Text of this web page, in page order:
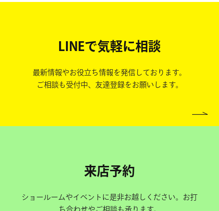
LINEで気軽に相談
最新情報やお役立ち情報を発信しております。
ご相談も受付中、友達登録をお願いします。
来店予約
ショールームやイベントに是非お越しください。お打
ち合わせやご相談も承ります。